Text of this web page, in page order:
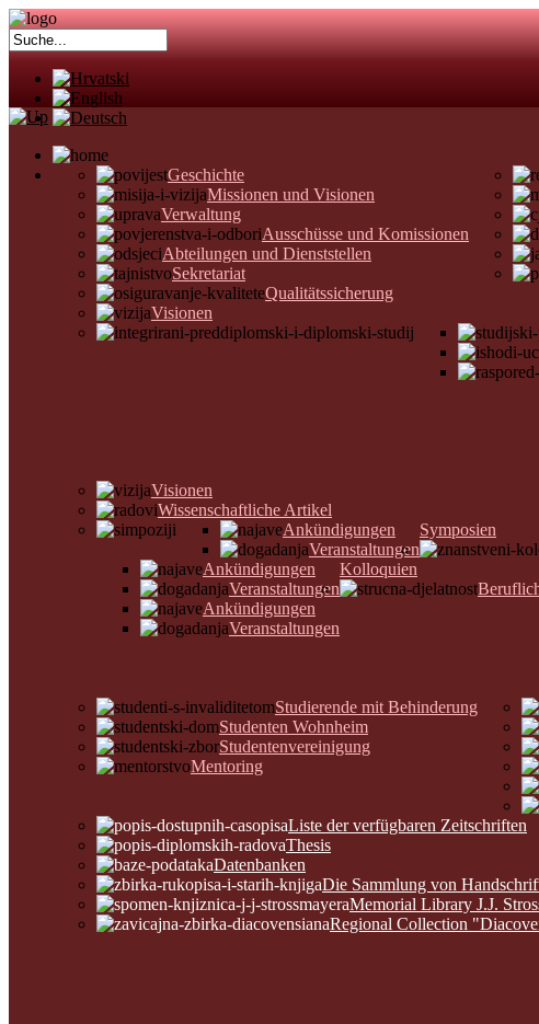
Geschichte
Missionen und Visionen
Verwaltung
Ausschüsse und Komissionen
Abteilungen und Dienststellen
Sekretariat
Qualitätssicherung
Visionen
Visionen
Wissenschaftliche Artikel
Symposien
Ankündigungen
Veranstaltungen
Kolloquien
Ankündigungen
Veranstaltungen
Ankündigungen
Veranstaltungen
Studierende mit Behinderung
Studenten Wohnheim
Studentenvereinigung
Mentoring
Liste der verfügbaren Zeitschriften
Thesis
Datenbanken
Die Sammlung von
Memorial Library J.J.
Regional Collection